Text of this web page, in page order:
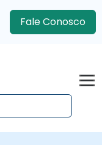
Fale Conosco